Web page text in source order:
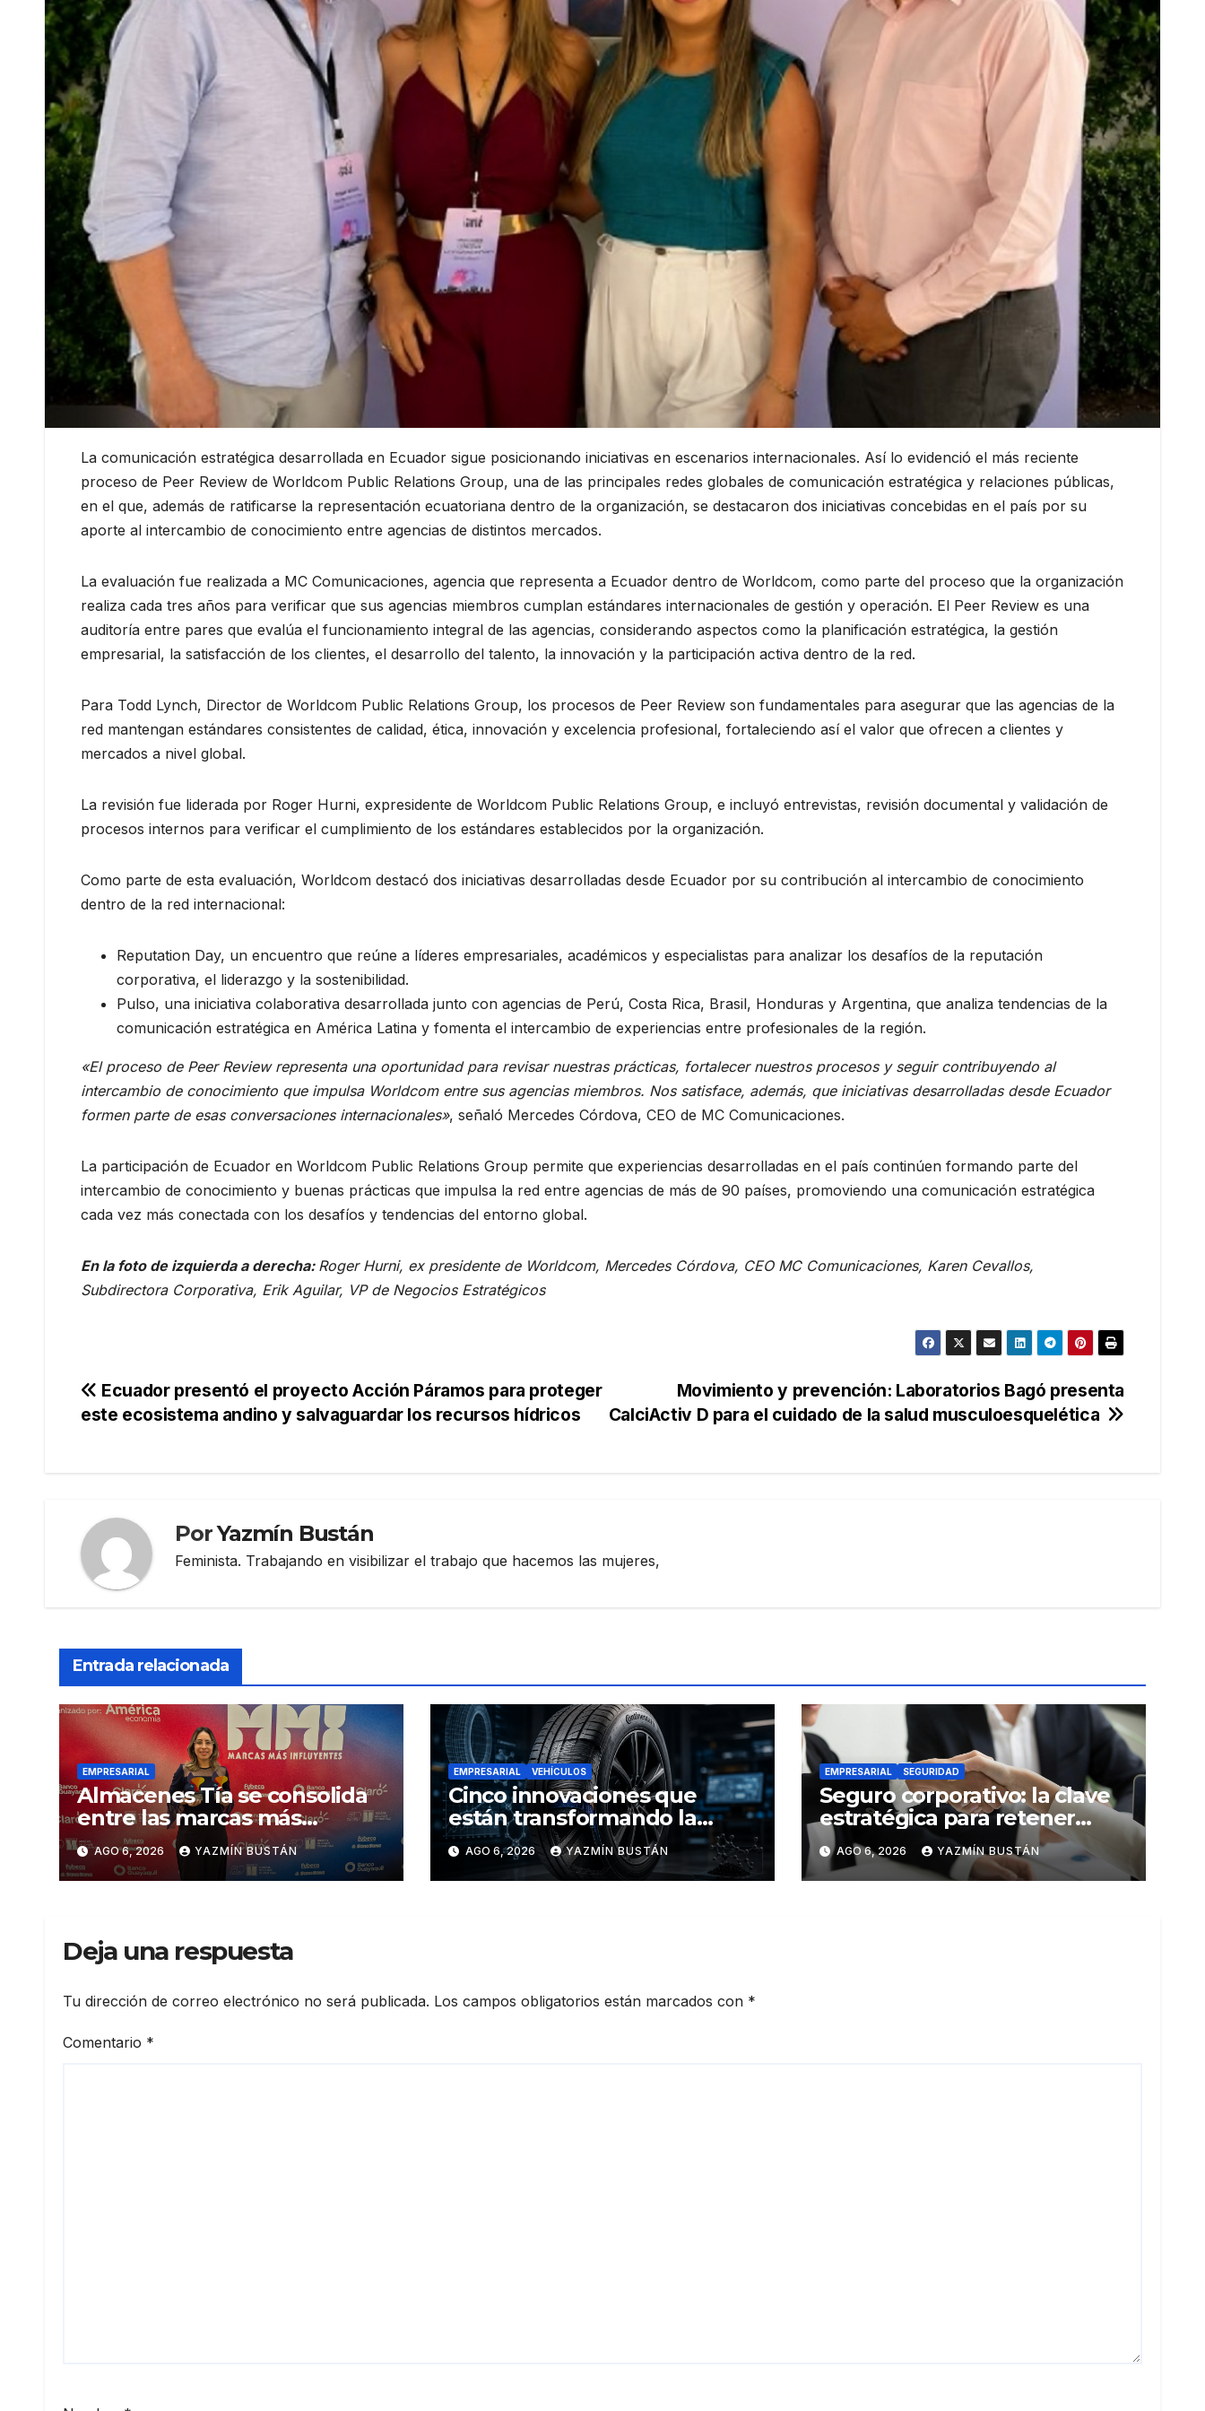
La comunicación estratégica desarrollada en Ecuador sigue posicionando iniciativas en escenarios internacionales. Así lo evidenció el más reciente
proceso de Peer Review de Worldcom Public Relations Group, una de las principales redes globales de comunicación estratégica y relaciones públicas,
en el que, además de ratificarse la representación ecuatoriana dentro de la organización, se destacaron dos iniciativas concebidas en el país por su
aporte al intercambio de conocimiento entre agencias de distintos mercados.
La evaluación fue realizada a MC Comunicaciones, agencia que representa a Ecuador dentro de Worldcom, como parte del proceso que la organización
realiza cada tres años para verificar que sus agencias miembros cumplan estándares internacionales de gestión y operación. El Peer Review es una
auditoría entre pares que evalúa el funcionamiento integral de las agencias, considerando aspectos como la planificación estratégica, la gestión
empresarial, la satisfacción de los clientes, el desarrollo del talento, la innovación y la participación activa dentro de la red.
Para Todd Lynch, Director de Worldcom Public Relations Group, los procesos de Peer Review son fundamentales para asegurar que las agencias de la
red mantengan estándares consistentes de calidad, ética, innovación y excelencia profesional, fortaleciendo así el valor que ofrecen a clientes y
mercados a nivel global.
La revisión fue liderada por Roger Hurni, expresidente de Worldcom Public Relations Group, e incluyó entrevistas, revisión documental y validación de
procesos internos para verificar el cumplimiento de los estándares establecidos por la organización.
Como parte de esta evaluación, Worldcom destacó dos iniciativas desarrolladas desde Ecuador por su contribución al intercambio de conocimiento
dentro de la red internacional:
Reputation Day, un encuentro que reúne a líderes empresariales, académicos y especialistas para analizar los desafíos de la reputación
corporativa, el liderazgo y la sostenibilidad.
Pulso, una iniciativa colaborativa desarrollada junto con agencias de Perú, Costa Rica, Brasil, Honduras y Argentina, que analiza tendencias de la
comunicación estratégica en América Latina y fomenta el intercambio de experiencias entre profesionales de la región.
«El proceso de Peer Review representa una oportunidad para revisar nuestras prácticas, fortalecer nuestros procesos y seguir contribuyendo al
intercambio de conocimiento que impulsa Worldcom entre sus agencias miembros. Nos satisface, además, que iniciativas desarrolladas desde Ecuador
formen parte de esas conversaciones internacionales», señaló Mercedes Córdova, CEO de MC Comunicaciones.
La participación de Ecuador en Worldcom Public Relations Group permite que experiencias desarrolladas en el país continúen formando parte del
intercambio de conocimiento y buenas prácticas que impulsa la red entre agencias de más de 90 países, promoviendo una comunicación estratégica
cada vez más conectada con los desafíos y tendencias del entorno global.
En la foto de izquierda a derecha: Roger Hurni, ex presidente de Worldcom, Mercedes Córdova, CEO MC Comunicaciones, Karen Cevallos,
Subdirectora Corporativa, Erik Aguilar, VP de Negocios Estratégicos
Navegación
Movimiento y prevención: Laboratorios Bagó presenta
CalciActiv D para el cuidado de la salud musculoesquelética
Ecuador presentó el proyecto Acción Páramos para proteger
este ecosistema andino y salvaguardar los recursos hídricos
PorYazmín Bustán
Feminista. Trabajando en visibilizar el trabajo que hacemos las mujeres,
Entrada relacionada
EMPRESARIAL
Almacenes Tía se consolida
entre las marcas más
influyentes del Ecuador
AGO 6, 2026 YAZMÍN BUSTÁN
EMPRESARIAL VEHÍCULOS
Cinco innovaciones que
están transformando la
industria de los neumáticos y
redefinen el futuro de la
movilidad
AGO 6, 2026 YAZMÍN BUSTÁN
EMPRESARIAL SEGURIDAD
Seguro corporativo: la clave
estratégica para retener
talento en Ecuador
AGO 6, 2026 YAZMÍN BUSTÁN
Deja una respuesta
Tu dirección de correo electrónico no será publicada. Los campos obligatorios están marcados con *
Comentario *